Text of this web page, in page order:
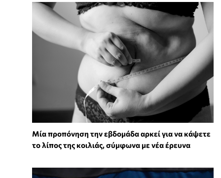
Μία προπόνηση την εβδομάδα αρκεί για να κάψετε
το λίπος της κοιλιάς, σύμφωνα με νέα έρευνα